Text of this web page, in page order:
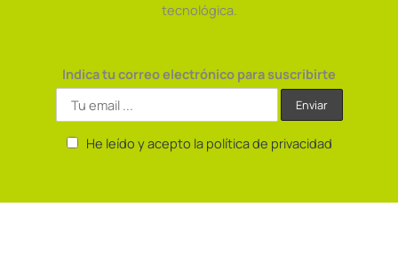
tecnológica.
Indica tu correo electrónico para suscribirte
He leído y acepto la política de privacidad